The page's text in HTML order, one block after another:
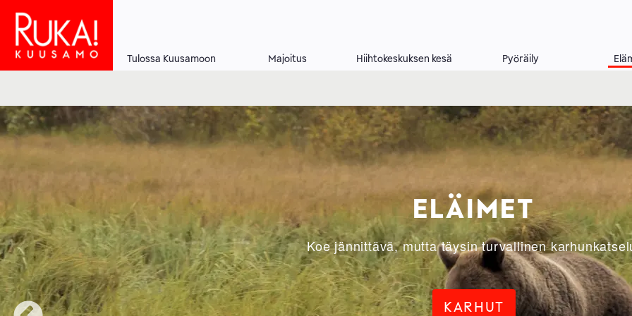
Hyppää
pääsisältöön
navigation
Tulossa Kuusamoon Majoitus Hiihtokeskuksen kesä Pyöräily
ELÄIMET
Koe jännittävä, mutta täysin turvallinen karhunkatselu!
KARHUT